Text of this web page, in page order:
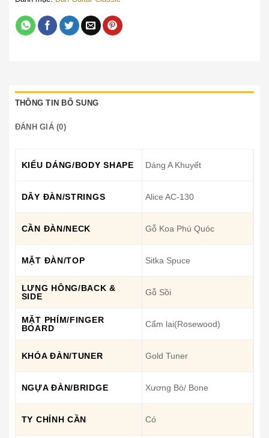
THÔNG TIN BỔ SUNG
ĐÁNH GIÁ (0)
KIỂU DÁNG/BODY SHAPE Dáng A Khuyết
DÂY ĐÀN/STRINGS Alice AC-130
CẦN ĐÀN/NECK Gỗ Koa Phú Quóc
MẶT ĐÀN/TOP Sitka Spuce
LƯNG HÔNG/BACK &
SIDE
Gỗ Sồi
MẶT PHÍM/FINGER
BOARD
Cẩm lai(Rosewood)
KHÓA ĐÀN/TUNER Gold Tuner
NGỰA ĐÀN/BRIDGE Xương Bò/ Bone
TY CHỈNH CẦN Có